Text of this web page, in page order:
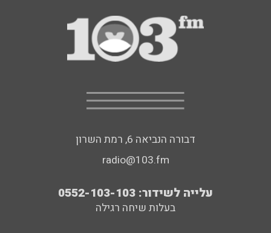
דבורה הנביאה 6, רמת השרון
radio@103.fm
עלייה לשידור: 0552-103-103
בעלות שיחה רגילה